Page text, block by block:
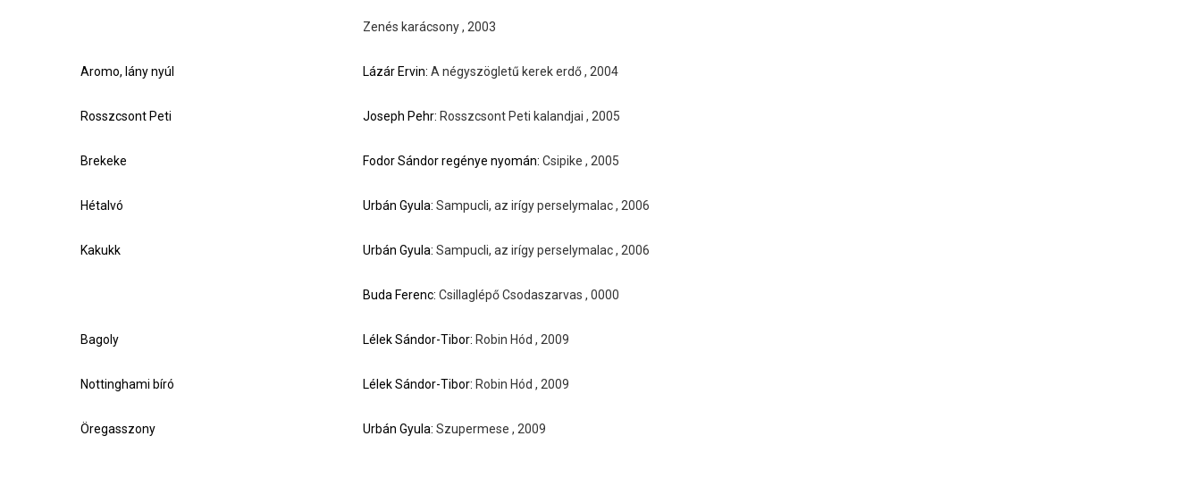
Zenés karácsony , 2003
Aromo, lány nyúl Lázár Ervin:A négyszögletű kerek erdő , 2004
Rosszcsont Peti Joseph Pehr: Rosszcsont Peti kalandjai , 2005
Brekeke Fodor Sándor regénye nyomán:Csipike , 2005
Hétalvó Urbán Gyula:Sampucli, az irígy perselymalac , 2006
Kakukk Urbán Gyula:Sampucli, az irígy perselymalac , 2006
Buda Ferenc:Csillaglépő Csodaszarvas , 0000
Bagoly Lélek Sándor-Tibor: Robin Hód , 2009
Nottinghami bíró Lélek Sándor-Tibor: Robin Hód , 2009
Öregasszony Urbán Gyula:Szupermese , 2009